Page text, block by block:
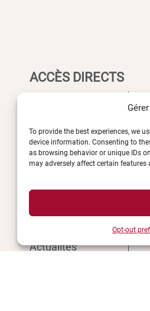
To provide the best experiences, we
device information. Consenting to
as browsing behavior or unique IDs
may adversely affect certain features
Opt-out
ACCÈS DIRECTS
ENT
Annuaire UBE
Inscriptions
Plan des campus
Actualités